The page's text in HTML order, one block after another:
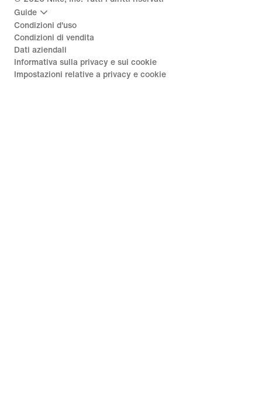
Guide
Condizioni d'uso
Condizioni di vendita
Dati aziendali
Informativa sulla privacy e sui cookie
Impostazioni relative a privacy e cookie